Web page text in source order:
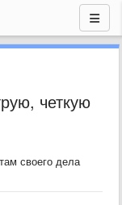
четкую
своего дела